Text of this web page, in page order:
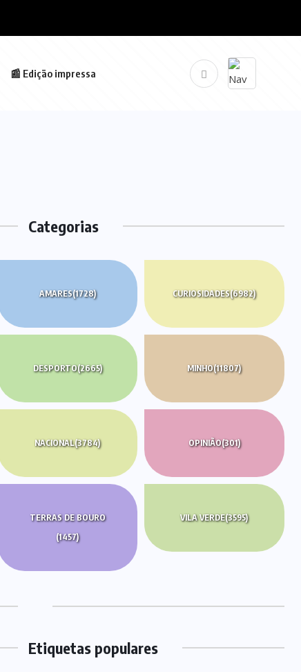
📰 Edição impressa
Categorias
AMARES(1728) CURIOSIDADES(6982)
DESPORTO(2665) MINHO(11807)
NACIONAL(3784) OPINIÃO(301)
TERRAS DE BOURO
(1457)
VILA VERDE(3595)
Etiquetas populares